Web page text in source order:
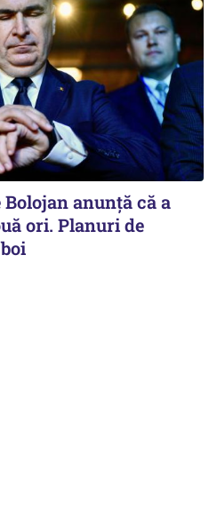
anunță că a
ori. Planuri de